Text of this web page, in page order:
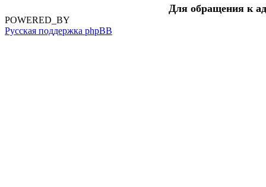
Для обращения к
POWERED_BY
Русская поддержка phpBB